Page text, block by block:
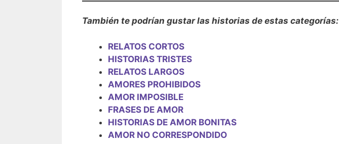
También te podrían gustar las historias de estas categorías:
RELATOS CORTOS
HISTORIAS TRISTES
RELATOS LARGOS
AMORES PROHIBIDOS
AMOR IMPOSIBLE
FRASES DE AMOR
HISTORIAS DE AMOR BONITAS
AMOR NO CORRESPONDIDO